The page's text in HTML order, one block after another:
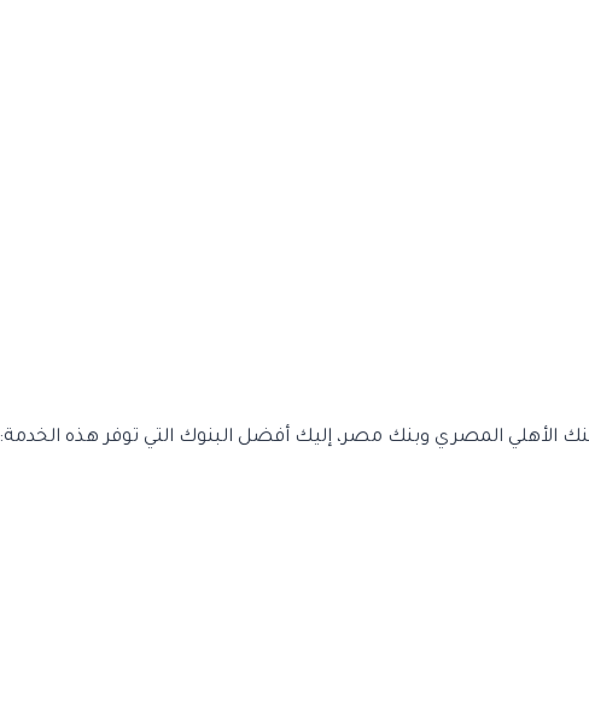
المصري وبنك مصر، إليك أفضل البنوك التي توفر هذه الخدمة: